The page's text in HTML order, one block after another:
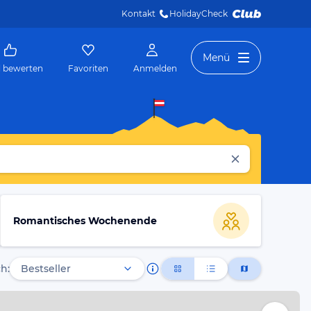
Kontakt HolidayCheck
bewerten Favoriten Anmelden
Menü
Romantisches Wochenende